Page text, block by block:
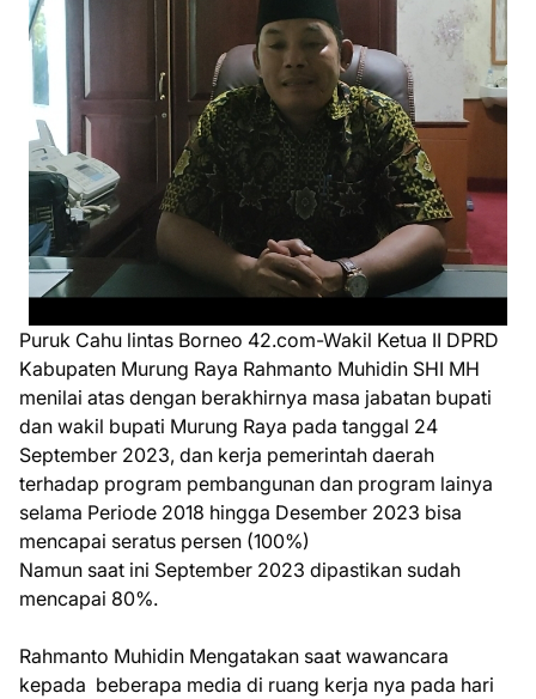
Puruk Cahu lintas Borneo 42.com-Wakil Ketua II DPRD
Kabupaten Murung Raya Rahmanto Muhidin SHI MH
menilai atas dengan berakhirnya masa jabatan bupati
dan wakil bupati Murung Raya pada tanggal 24
September 2023, dan kerja pemerintah daerah
terhadap program pembangunan dan program lainya
selama Periode 2018 hingga Desember 2023 bisa
mencapai seratus persen (100%)
Namun saat ini September 2023 dipastikan sudah
mencapai 80%.
Rahmanto Muhidin Mengatakan saat wawancara
kepada beberapa media di ruang kerja nya pada hari